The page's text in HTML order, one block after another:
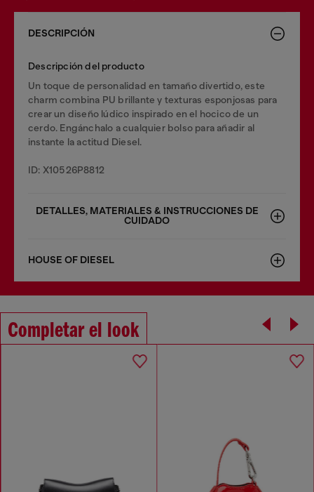
DESCRIPCIÓN
Descripción del producto
Un toque de personalidad en tamaño divertido, este
charm combina PU brillante y texturas esponjosas para
crear un diseño lúdico inspirado en el hocico de un
cerdo. Engánchalo a cualquier bolso para añadir al
instante la actitud Diesel.
ID: X10526P8812
DETALLES, MATERIALES & INSTRUCCIONES DE
CUIDADO
HOUSE OF DIESEL
Completar el look